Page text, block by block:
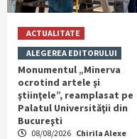
ACTUALITATE
ALEGEREA EDITORULUI
Monumentul „Minerva
ocrotind artele şi
ştiinţele”, reamplasat pe
Palatul Universităţii din
Bucureşti
08/08/2026 Chirila Alexe